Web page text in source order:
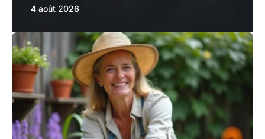
4 août 2026